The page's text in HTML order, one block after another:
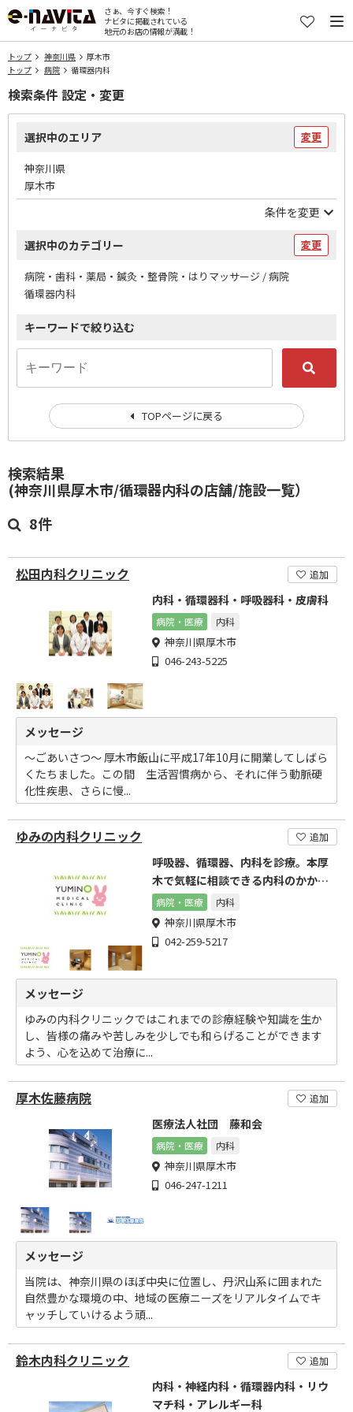
さぁ、今すぐ検索！
ナビタに掲載されている
地元のお店の情報が満載！
トップ 神奈川県
厚木市
トップ
病院 循環器内科
検索結果
(神奈川県厚木市/循環器内科の店舗/施設一覧）
8件
松田内科クリニック 追加
内科・循環器科・呼吸器科・皮膚科
病院・医療 内科
神奈川県厚木市
046-243-5225
メッセージ
～ごあいさつ～ 厚木市飯山に平成17年10月に開業してしばら
くたちました。この間 生活習慣病から、それに伴う動脈硬
化性疾患、さらに慢...
ゆみの内科クリニック 追加
呼吸器、循環器、内科を診療。本厚
木で気軽に相談できる内科のかかり
つけ医を目指します
病院・医療 内科
神奈川県厚木市
042-259-5217
メッセージ
ゆみの内科クリニックではこれまでの診療経験や知識を生か
し、皆様の痛みや苦しみを少しでも和らげることができます
よう、心を込めて治療に...
厚木佐藤病院 追加
医療法人社団 藤和会
病院・医療 内科
神奈川県厚木市
046-247-1211
メッセージ
当院は、神奈川県のほぼ中央に位置し、丹沢山系に囲まれた
自然豊かな環境の中、地域の医療ニーズをリアルタイムでキ
ャッチしていけるよう頑...
鈴木内科クリニック 追加
内科・神経内科・循環器内科・リウ
マチ科・アレルギー科
検索条件 設定・変更
選択中のエリア 変更
神奈川県
厚木市
条件を変更
選択中のカテゴリー 変更
病院・歯科・薬局・鍼灸・整骨院・はりマッサージ / 病院
循環器内科
キーワードで絞り込む
TOPページに戻る